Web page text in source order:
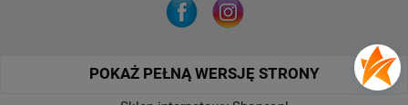
POKAŻ PEŁNĄ WERSJĘ STRONY